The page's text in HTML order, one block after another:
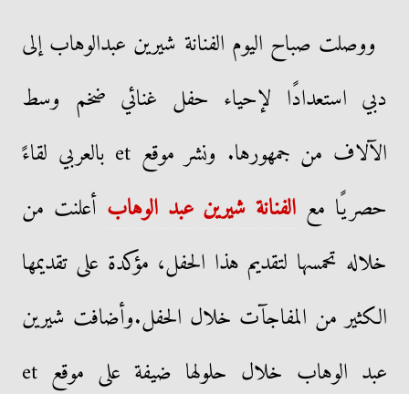
ووصلت صباح اليوم الفنانة شيرين عبدالوهاب إلى
دبي استعدادًا لإحياء حفل غنائي ضخم وسط
الآلاف من جمهورها. ونشر موقع et بالعربي لقاءً
حصريًا مع الفنانة شيرين عبد الوهاب أعلنت من
خلاله تحمسها لتقديم هذا الحفل، مؤكدة على تقديمها
الكثير من المفاجآت خلال الحفل.وأضافت شيرين
عبد الوهاب خلال حلولها ضيفة على موقع et